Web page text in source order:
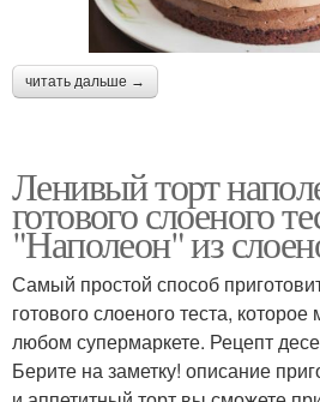
читать дальше →
Ленивый торт
готового слоеного
"Наполеон" из
Самый простой способ
готового слоеного теста,
любом супермаркете. Рецепт
Берите на заметку! описание